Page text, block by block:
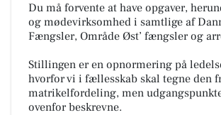
Du må forvente at have opgaver,
og mødevirksomhed i samtlige af
Fængsler, Område Øst’ fængsler og
Stillingen er en opnormering på
hvorfor vi i fællesskab skal tegne den
matrikelfordeling, men
ovenfor beskrevne.